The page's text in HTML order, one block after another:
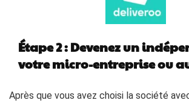
Étape 2 : Devenez un
votre micro-entreprise ou
Après que vous avez choisi la société